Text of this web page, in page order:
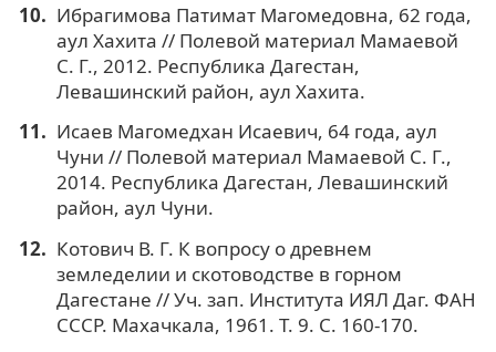
Ибрагимова Патимат Магомедовна, 62 года,
аул Хахита // Полевой материал Мамаевой
С. Г., 2012. Республика Дагестан,
Левашинский район, аул Хахита.
Исаев Магомедхан Исаевич, 64 года, aул
Чуни // Полевой материал Мамаевой С. Г.,
2014. Республика Дагестан, Левашинский
район, аул Чуни.
Котович В. Г. К вопросу о древнем
земледелии и скотоводстве в горном
Дaгестaне // Уч. зaп. Институтa ИЯЛ Дaг. ФAН
СССР. Мaхaчкaлa, 1961. Т. 9. С. 160-170.